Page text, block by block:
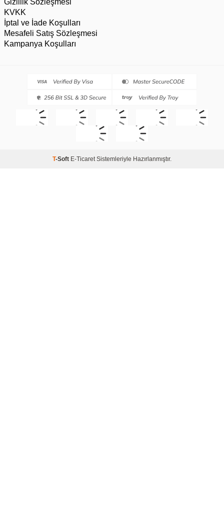
KVKK
İptal ve İade Koşulları
Mesafeli Satış Sözleşmesi
Kampanya Koşulları
T-Soft E-Ticaret Sistemleriyle Hazırlanmıştır.